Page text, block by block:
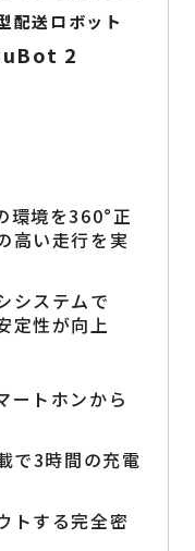
配送ロボット
2
環境を360°正
高い走行を実
システムで
定性が向上
ートホンから
で3時間の充電
トする完全密